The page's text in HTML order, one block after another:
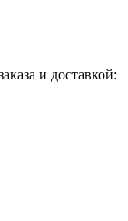
и доставкой: